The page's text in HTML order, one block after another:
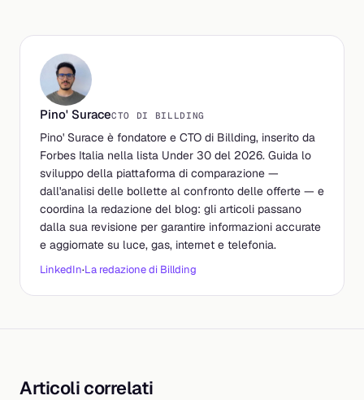
Pino' SuraceCTO DI BILLDING
Pino' Surace è fondatore e CTO di Billding, inserito da
Forbes Italia nella lista Under 30 del 2026. Guida lo
sviluppo della piattaforma di comparazione —
dall'analisi delle bollette al confronto delle offerte — e
coordina la redazione del blog: gli articoli passano
dalla sua revisione per garantire informazioni accurate
e aggiornate su luce, gas, internet e telefonia.
LinkedIn·La redazione di Billding
Articoli correlati